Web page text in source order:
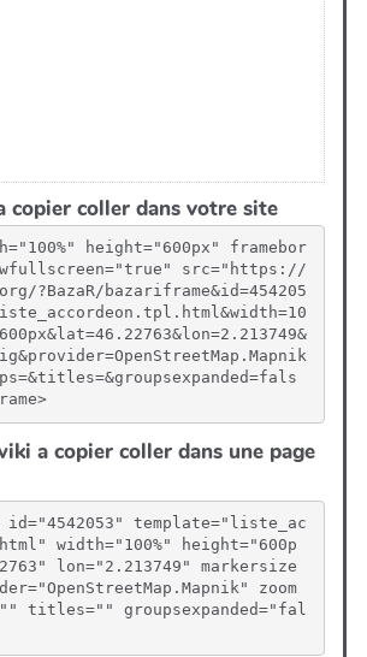
copier coller dans votre site
height="600px" framebor
src="https://
?BazaR/bazariframe&id=454205
a copier coller dans une page
template="liste_ac
width="100%" height="600p
lon="2.213749" markersize
zoom
titles="" groupsexpanded="fal